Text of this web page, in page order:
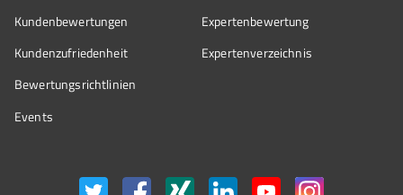
Kundenbewertungen
Kundenzufriedenheit
Bewertungs­richtlinien
Events
Expertenbewertung
Expertenverzeichnis